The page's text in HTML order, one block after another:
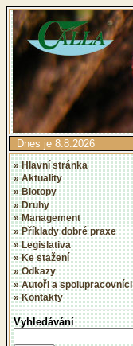
Dnes je 8.8.2026
» Hlavní stránka
» Aktuality
» Biotopy
» Druhy
» Management
» Příklady dobré praxe
» Legislativa
» Ke stažení
» Odkazy
» Autoři a spolupracovníci
» Kontakty
Vyhledávání